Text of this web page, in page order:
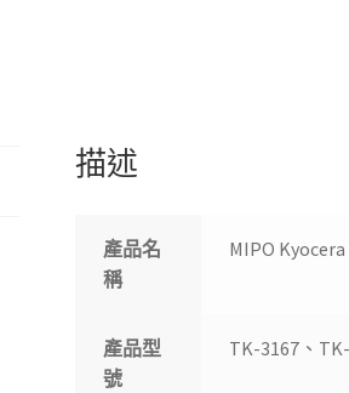
描述
產品名
稱
MIPO
產品型
號
TK-3167、